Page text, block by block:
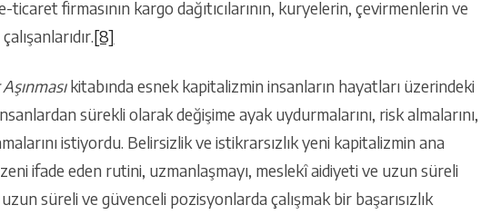
ticaret firmasının kargo dağıtıcılarının, kuryelerin, çevirmenlerin ve
[8]
kitabında esnek kapitalizmin insanların hayatları üzerindeki
sürekli olarak değişime ayak uydurmalarını, risk almalarını,
istiyordu. Belirsizlik ve istikrarsızlık yeni kapitalizmin ana
ifade eden rutini, uzmanlaşmayı, meslekî aidiyeti ve uzun süreli
süreli ve güvenceli pozisyonlarda çalışmak bir başarısızlık